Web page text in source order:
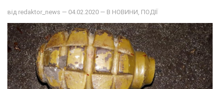
від redaktor_news — 04.02.2020 — В НОВИНИ ПОДІЇ